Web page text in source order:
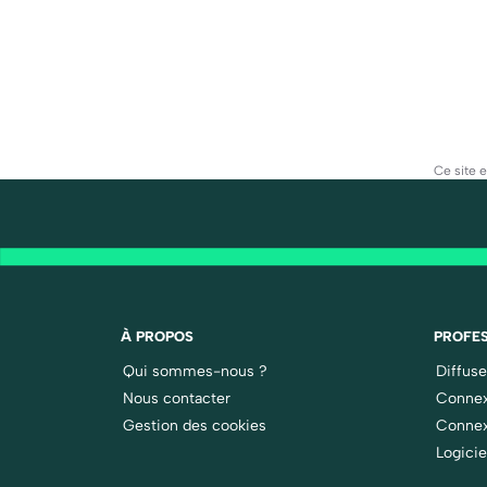
Ce site
À PROPOS
Qui sommes-nous ?
Nous contacter
Gestion des cookies